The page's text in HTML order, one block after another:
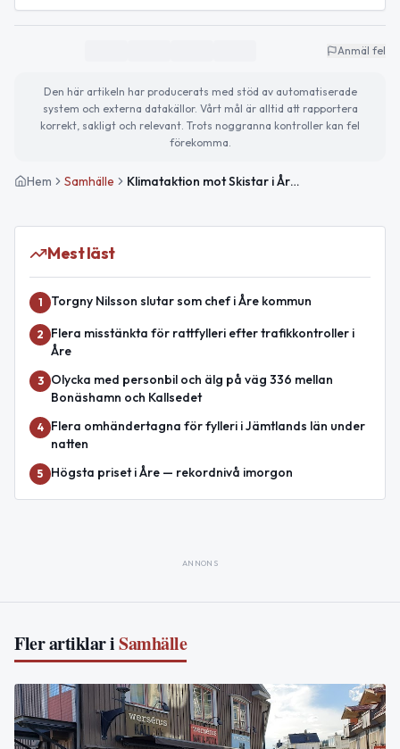
Anmäl fel
Den här artikeln har producerats med stöd av automatiserade
system och externa datakällor. Vårt mål är alltid att rapportera
korrekt, sakligt och relevant. Trots noggranna kontroller kan fel
förekomma.
Hem Samhälle Klimataktion mot Skistar i Åre kritiserar utsläpp och affärsmodell
Mest läst
1 Torgny Nilsson slutar som chef i Åre kommun
2
Flera misstänkta för rattfylleri efter trafikkontroller i
Åre
3
Olycka med personbil och älg på väg 336 mellan
Bonäshamn och Kallsedet
4
Flera omhändertagna för fylleri i Jämtlands län under
natten
5 Högsta priset i Åre — rekordnivå imorgon
ANNONS
Fler artiklar iSamhälle